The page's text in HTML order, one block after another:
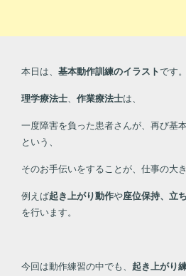
本日は、 基本動作訓練のイラストです。
理学療法士 作業療法士は、
一度障害を負った患者さんが、再び基
という、
そのお手伝いをすることが、仕事の大
例えば起き上がり動作や座位保持、立
を行います。
今回は動作練習の中でも、 起き上がり